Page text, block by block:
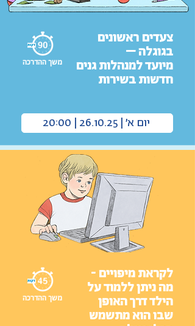
משך ההדרכה
צעדים ראשונים
בגוגלה –
מיועד למנהלות גנים
חדשות בשירות
יום א׳ | 26.10.25 | 20:00
משך ההדרכה
לקראת מיפויים -
מה ניתן ללמוד על
הילד דרך האופן
שבו הוא מתשמש